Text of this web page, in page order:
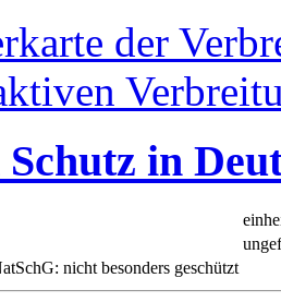
der
in
nicht besonders geschützt